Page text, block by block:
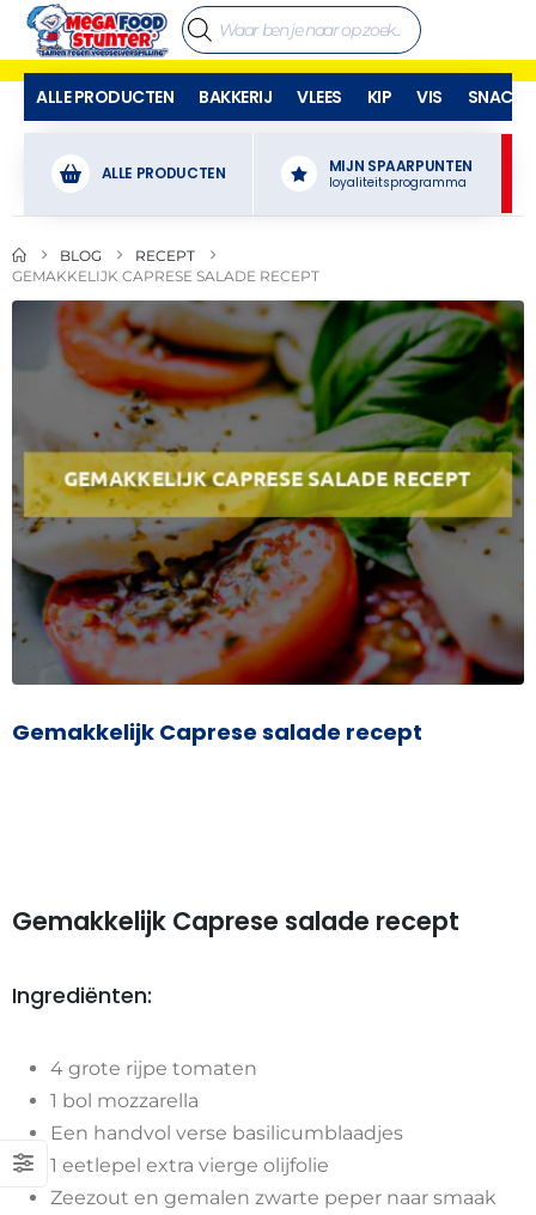
ALLE PRODUCTEN BAKKERIJ VLEES KIP VIS SNACKS
ALLE PRODUCTEN MIJN SPAARPUNTEN
loyaliteitsprogramma
BLOG
RECEPT
GEMAKKELIJK CAPRESE SALADE RECEPT
Gemakkelijk Caprese salade recept
Gemakkelijk Caprese salade recept
Ingrediënten:
4 grote rijpe tomaten
1 bol mozzarella
Een handvol verse basilicumblaadjes
1 eetlepel extra vierge olijfolie
Zeezout en gemalen zwarte peper naar smaak